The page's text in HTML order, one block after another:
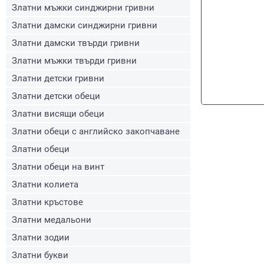
Златни мъжки синджирни гривни
Златни дамски синджирни гривни
Златни дамски твърди гривни
Златни мъжки твърди гривни
Златни детски гривни
Златни детски обеци
Златни висящи обеци
Златни обеци с английско закопчаване
Златни обеци
Златни обеци на винт
Златни колиета
Златни кръстове
Златни медальони
Златни зодии
Златни букви